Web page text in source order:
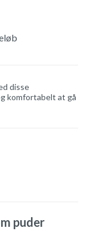
disse
komfortabelt at gå
puder